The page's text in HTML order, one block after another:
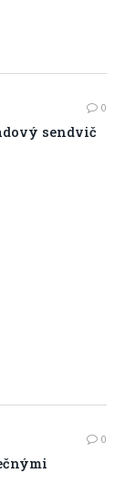
0
sendvič
0